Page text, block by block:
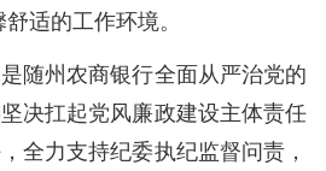
适的工作环境。
随州农商银行全面从严治党的
决扛起党风廉政建设主体责任
全力支持纪委执纪监督问责，